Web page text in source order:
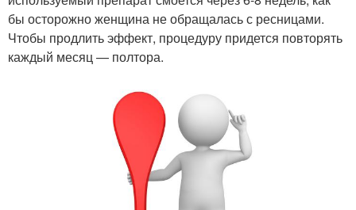
бы осторожно женщина не обращалась с ресницами.
Чтобы продлить эффект, процедуру придется повторять
каждый месяц — полтора.